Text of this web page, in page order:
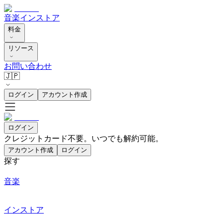
音楽インストア
料金
リソース
お問い合わせ
🇯🇵
ログイン アカウント作成
ログイン
クレジットカード不要。いつでも解約可能。
アカウント作成 ログイン
探す
音楽
インストア